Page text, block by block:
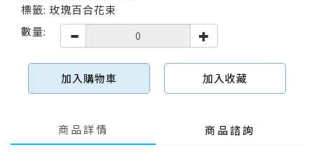
標籤: 玫瑰百合花束
數量:
加入購物車 加入收藏
商品詳情 商品諮詢